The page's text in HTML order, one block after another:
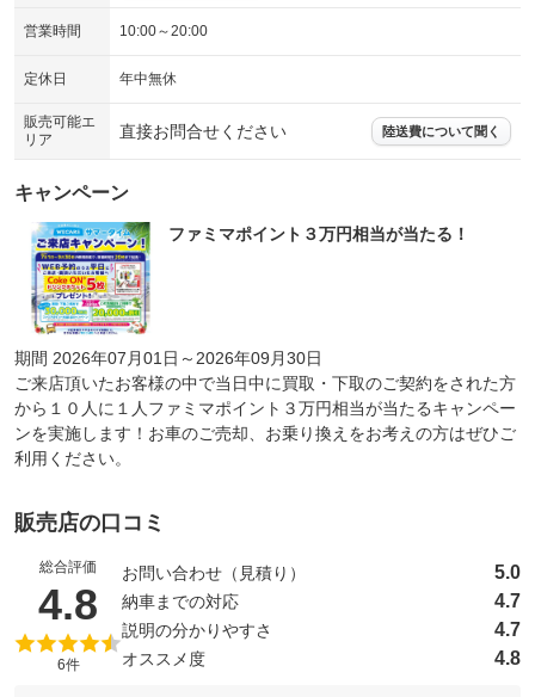
営業時間 10:00～20:00
定休日 年中無休
販売可能エ
リア
直接お問合せください 陸送費について聞く
キャンペーン
ファミマポイント３万円相当が当たる！
期間 2026年07月01日～2026年09月30日
ご来店頂いたお客様の中で当日中に買取・下取のご契約をされた方
から１０人に１人ファミマポイント３万円相当が当たるキャンペー
ンを実施します！お車のご売却、お乗り換えをお考えの方はぜひご
利用ください。
販売店の口コミ
総合評価
4.8 （5点満点中）
6件
お問い合わせ（見積り） 5.0
納車までの対応 4.7
説明の分かりやすさ 4.7
オススメ度 4.8